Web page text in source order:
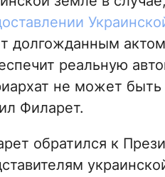
долгожданным
реальную
не может
Филарет.
обратился к